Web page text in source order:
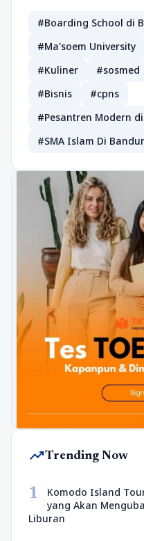
#Boarding School di
#Ma'soem University
#Kuliner
#sosmed
#Bisnis
#cpns
#Pesantren Modern
#SMA Islam Di
trending_upTrending Now
1
Komodo Island
yang Akan
Liburan